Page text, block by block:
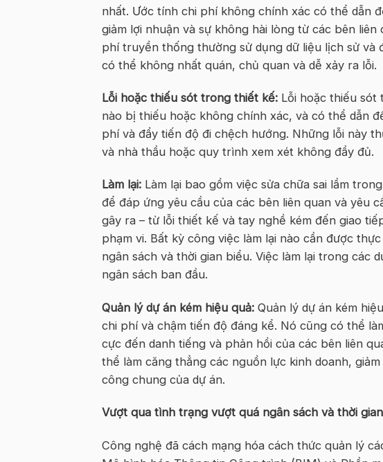
nhất. Ước tính chi phí không chính xác có thể dẫn
giảm lợi nhuận và sự không hài lòng từ các bên
phí truyền thống thường sử dụng dữ liệu lịch sử và
có thể không nhất quán, chủ quan và dễ xảy ra lỗi.
Lỗi hoặc thiếu sót trong thiết kế: Lỗi hoặc thiếu
nào bị thiếu hoặc không chính xác, và có thể dẫn
phí và đẩy tiến độ đi chệch hướng. Những lỗi này
và nhà thầu hoặc quy trình xem xét không đầy đủ.
Làm lại: Làm lại bao gồm việc sửa chữa sai lầm
để đáp ứng yêu cầu của các bên liên quan và yêu
gây ra – từ lỗi thiết kế và tay nghề kém đến giao
phạm vi. Bất kỳ công việc làm lại nào cần được
ngân sách và thời gian biểu. Việc làm lại trong các
ngân sách ban đầu.
Quản lý dự án kém hiệu quả: Quản lý dự án kém
chi phí và chậm tiến độ đáng kể. Nó cũng có thể
cực đến danh tiếng và phản hồi của các bên liên
thể làm căng thẳng các nguồn lực kinh doanh,
công chung của dự án.
Vượt qua tình trạng vượt quá ngân sách và thời
Công nghệ đã cách mạng hóa cách thức quản lý